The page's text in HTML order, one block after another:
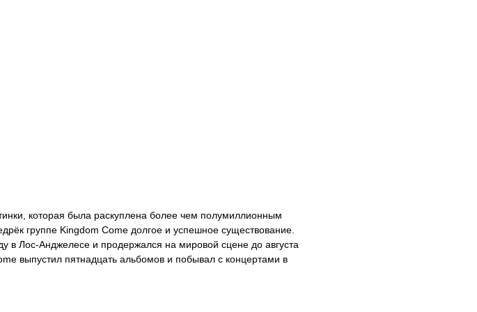
которая была раскуплена более чем полумиллионным
группе Kingdom Come долгое и успешное существование.
в Лос-Анджелесе и продержался на мировой сцене до августа
выпустил пятнадцать альбомов и побывал с концертами в